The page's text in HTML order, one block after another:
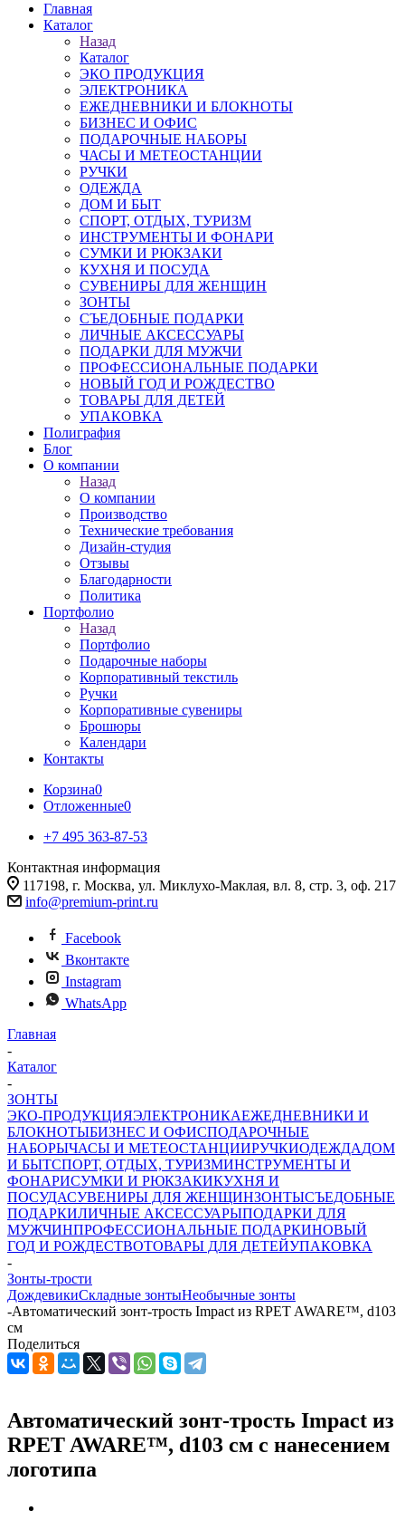
Главная
Каталог
Назад
Каталог
ЭКО ПРОДУКЦИЯ
ЭЛЕКТРОНИКА
ЕЖЕДНЕВНИКИ И БЛОКНОТЫ
БИЗНЕС И ОФИС
ПОДАРОЧНЫЕ НАБОРЫ
ЧАСЫ И МЕТЕОСТАНЦИИ
РУЧКИ
ОДЕЖДА
ДОМ И БЫТ
СПОРТ, ОТДЫХ, ТУРИЗМ
ИНСТРУМЕНТЫ И ФОНАРИ
СУМКИ И РЮКЗАКИ
КУХНЯ И ПОСУДА
СУВЕНИРЫ ДЛЯ ЖЕНЩИН
ЗОНТЫ
СЪЕДОБНЫЕ ПОДАРКИ
ЛИЧНЫЕ АКСЕССУАРЫ
ПОДАРКИ ДЛЯ МУЖЧИ
ПРОФЕССИОНАЛЬНЫЕ ПОДАРКИ
НОВЫЙ ГОД И РОЖДЕСТВО
ТОВАРЫ ДЛЯ ДЕТЕЙ
УПАКОВКА
Полиграфия
Блог
О компании
Назад
О компании
Производство
Технические требования
Дизайн-студия
Отзывы
Благодарности
Политика
Портфолио
Назад
Портфолио
Подарочные наборы
Корпоративный текстиль
Ручки
Корпоративные сувениры
Брошюры
Календари
Контакты
Корзина0
Отложенные0
+7 495 363-87-53
Контактная информация
117198, г. Москва, ул. Миклухо-Маклая, вл. 8, стр. 3, оф. 217
info@premium-print.ru
Facebook
Вконтакте
Instagram
WhatsApp
Главная
-
Каталог
-
ЗОНТЫ
ЭКО-ПРОДУКЦИЯЭЛЕКТРОНИКАЕЖЕДНЕВНИКИ И
БЛОКНОТЫБИЗНЕС И ОФИСПОДАРОЧНЫЕ
НАБОРЫЧАСЫ И МЕТЕОСТАНЦИИРУЧКИОДЕЖДАДОМ
И БЫТСПОРТ, ОТДЫХ, ТУРИЗМИНСТРУМЕНТЫ И
ФОНАРИСУМКИ И РЮКЗАКИКУХНЯ И
ПОСУДАСУВЕНИРЫ ДЛЯ ЖЕНЩИНЗОНТЫСЪЕДОБНЫЕ
ПОДАРКИЛИЧНЫЕ АКСЕССУАРЫПОДАРКИ ДЛЯ
МУЖЧИНПРОФЕССИОНАЛЬНЫЕ ПОДАРКИНОВЫЙ
ГОД И РОЖДЕСТВОТОВАРЫ ДЛЯ ДЕТЕЙУПАКОВКА
-
Зонты-трости
ДождевикиСкладные зонтыНеобычные зонты
-Автоматический зонт-трость Impact из RPET AWARE™, d103
см
Поделиться
Автоматический зонт-трость Impact из
RPET AWARE™, d103 см с нанесением
логотипа